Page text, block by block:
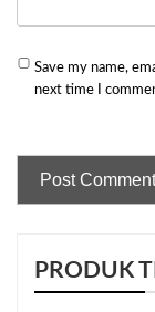
Save my name,
next time I
PRODUK